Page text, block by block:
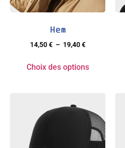
Hem
14,50€ – 19,40€
Choix des options